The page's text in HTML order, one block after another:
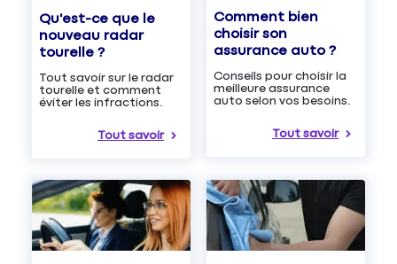
Qu'est-ce que le
nouveau radar
tourelle ?
Tout savoir sur le radar
tourelle et comment
éviter les infractions.
Tout savoir
Comment bien
choisir son
assurance auto ?
Conseils pour choisir la
meilleure assurance
auto selon vos besoins.
Tout savoir